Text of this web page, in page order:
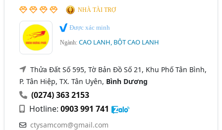
NHÀ TÀI TRỢ
Được xác minh
Ngành:CAO LANH, BỘT CAO LANH
Thửa Đất Số 595, Tờ Bản Đồ Số 21, Khu Phố Tân Bình,
P. Tân Hiệp, TX. Tân Uyên, Bình Dương
(0274) 363 2153
Hotline:0903 991 741
ctysamcom@gmail.com